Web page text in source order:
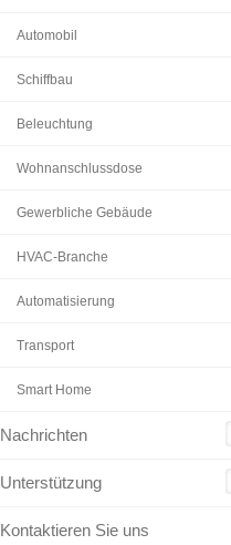
Automobil
Schiffbau
Beleuchtung
Wohnanschlussdose
Gewerbliche Gebäude
HVAC-Branche
Automatisierung
Transport
Smart Home
Nachrichten
Unterstützung
Kontaktieren Sie uns